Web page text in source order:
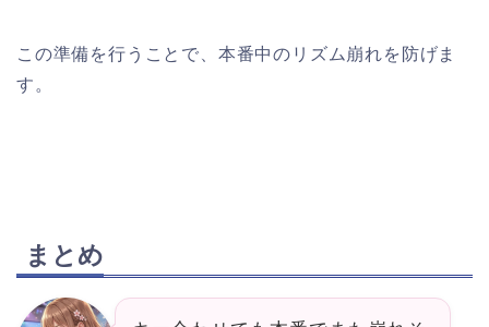
この準備を行うことで、本番中のリズム崩れを防げま
す。
まとめ